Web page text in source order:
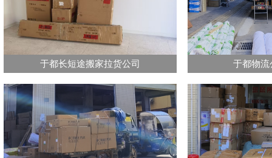
于都长短途搬家拉货公司 于都物流